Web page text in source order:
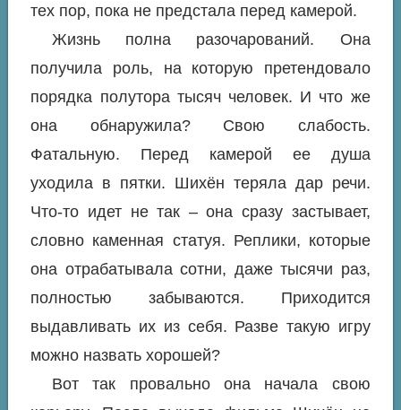
тех пор, пока не предстала перед камерой.
Жизнь полна разочарований. Она
получила роль, на которую претендовало
порядка полутора тысяч человек. И что же
она обнаружила? Свою слабость.
Фатальную. Перед камерой ее душа
уходила в пятки. Шихён теряла дар речи.
Что-то идет не так – она сразу застывает,
словно каменная статуя. Реплики, которые
она отрабатывала сотни, даже тысячи раз,
полностью забываются. Приходится
выдавливать их из себя. Разве такую игру
можно назвать хорошей?
Вот так провально она начала свою